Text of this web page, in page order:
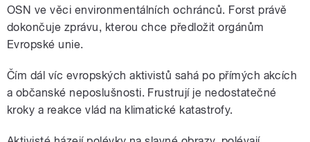
OSN ve věci environmentálních ochránců. Forst právě
dokončuje zprávu, kterou chce předložit orgánům
Evropské unie.
Čím dál víc evropských aktivistů sahá po přímých akcích
a občanské neposlušnosti. Frustrují je nedostatečné
kroky a reakce vlád na klimatické katastrofy.